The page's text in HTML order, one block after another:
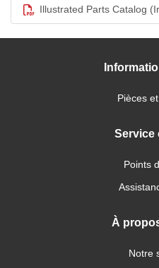
Illustrated Parts Catalog
Pièces
Service
Points
À
Notre